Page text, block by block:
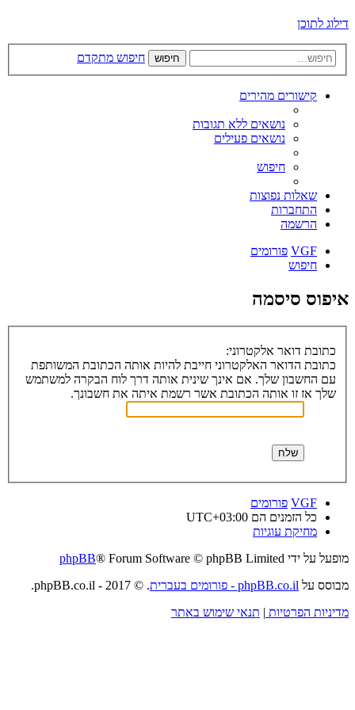
דילוג לתוכן
חיפוש חיפוש מתקדם
קישורים מהירים
נושאים ללא תגובות
נושאים פעילים
חיפוש
שאלות נפוצות
התחברות
הרשמה
VGF פורומים
חיפוש
איפוס סיסמה
כתובת דואר אלקטרוני:
כתובת הדואר האלקטרוני חייבת להיות אותה הכתובת המשותפת
עם החשבון שלך. אם אינך שינית אותה דרך לוח הבקרה למשתמש
שלך אז זו אותה הכתובת אשר רשמת איתה את חשבונך.
VGF פורומים
כל הזמנים הם UTC+03:00
מחיקת עוגיות
מופעל על ידי
phpBB® Forum Software © phpBB Limited
מבוסס על phpBB.co.il - פורומים בעברית
. © 2017 - phpBB.co.il.
מדיניות הפרטיות | תנאי שימוש באתר